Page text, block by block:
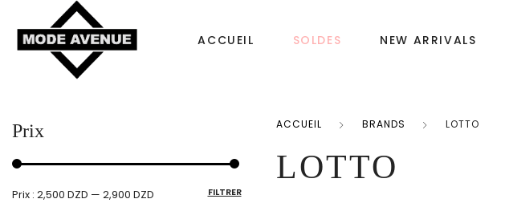
ACCUEIL SOLDES NEW ARRIVALS
CHAUSSURES
Prix
FILTRER
Prix : 2,500 DZD — 2,900 DZD
ACCUEIL BRANDS LOTTO
LOTTO